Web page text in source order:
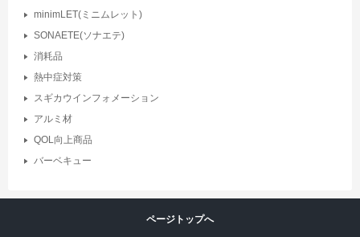
minimLET(ミニムレット)
SONAETE(ソナエテ)
消耗品
熱中症対策
スギカウインフォメーション
アルミ材
QOL向上商品
バーベキュー
ページトップへ